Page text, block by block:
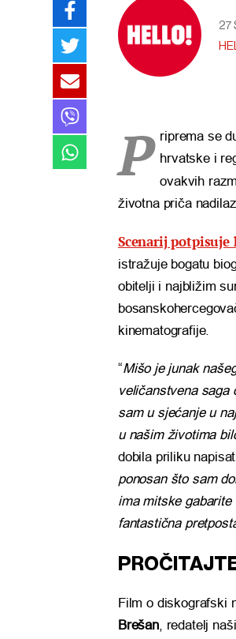
27
P riprema se
hrvatske i
ovakvih
životna priča
Scenarij potpisuje
istražuje bogatu
obitelji i najbližim
kinematografije.
“Mišo je junak
veličanstvena saga
sam u sjećanje u
u našim životima
dobila priliku
ponosan što sam
ima mitske
fantastična
Film o diskografski
Brešan, redatelj